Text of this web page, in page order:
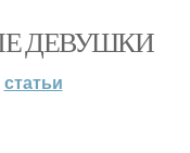
ДЕВУШКИ
статьи